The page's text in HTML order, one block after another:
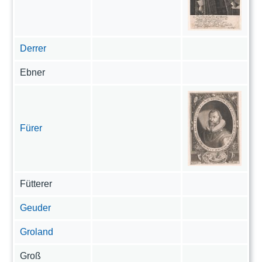
Derrer
Ebner
Fürer
Fütterer
Geuder
Groland
Groß